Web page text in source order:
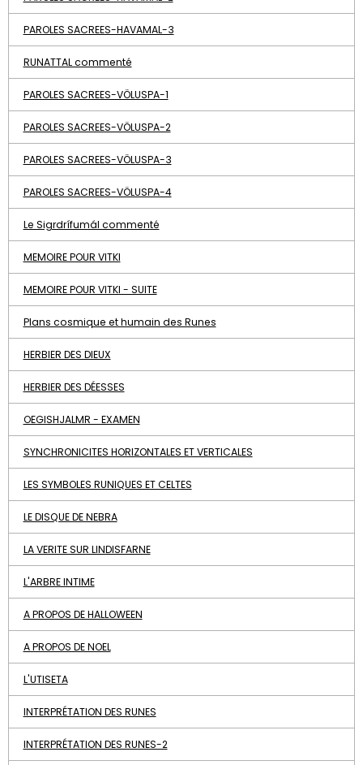
PAROLES SACREES-HAVAMAL-3
RUNATTAL commenté
PAROLES SACREES-VÖLUSPA-1
PAROLES SACREES-VÖLUSPA-2
PAROLES SACREES-VÖLUSPA-3
PAROLES SACREES-VÖLUSPA-4
Le Sigrdrífumál commenté
MEMOIRE POUR VITKI
MEMOIRE POUR VITKI - SUITE
Plans cosmique et humain des Runes
HERBIER DES DIEUX
HERBIER DES DÉESSES
OEGISHJALMR - EXAMEN
SYNCHRONICITES HORIZONTALES ET VERTICALES
LES SYMBOLES RUNIQUES ET CELTES
LE DISQUE DE NEBRA
LA VERITE SUR LINDISFARNE
L'ARBRE INTIME
A PROPOS DE HALLOWEEN
A PROPOS DE NOEL
L'UTISETA
INTERPRÉTATION DES RUNES
INTERPRÉTATION DES RUNES-2